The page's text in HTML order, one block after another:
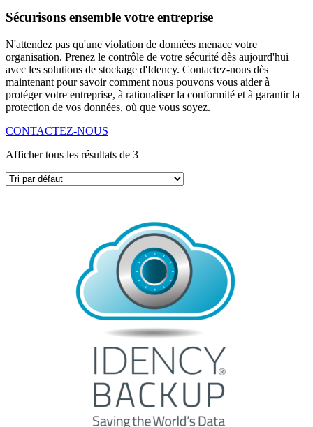
Sécurisons ensemble votre entreprise
N'attendez pas qu'une violation de données menace votre
organisation. Prenez le contrôle de votre sécurité dès aujourd'hui
avec les solutions de stockage d'Idency. Contactez-nous dès
maintenant pour savoir comment nous pouvons vous aider à
protéger votre entreprise, à rationaliser la conformité et à garantir la
protection de vos données, où que vous soyez.
CONTACTEZ-NOUS
Afficher tous les résultats de 3